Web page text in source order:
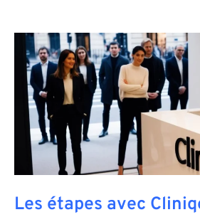
Les étapes avec